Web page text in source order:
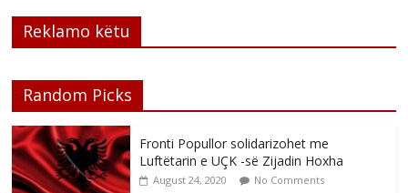
Reklamo këtu
Random Picks
Fronti Popullor solidarizohet me
Luftëtarin e UÇK -së Zijadin Hoxha
August 24, 2020 No Comments